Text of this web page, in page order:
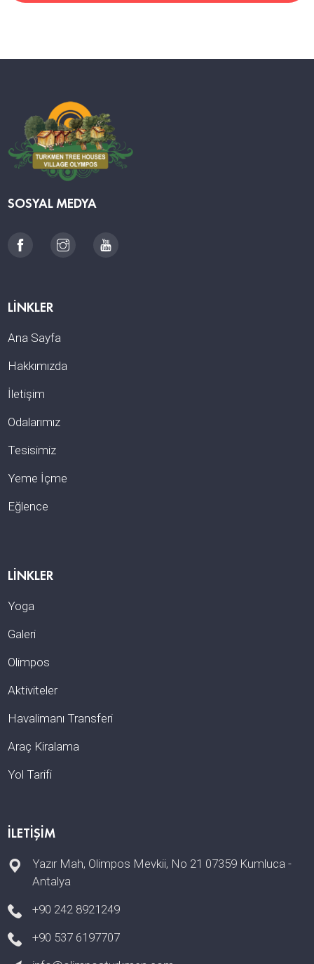
SOSYAL MEDYA
LINKLER
Ana Sayfa
Hakkımızda
İletişim
Odalarımız
Tesisimiz
Yeme İçme
Eğlence
LINKLER
Yoga
Galeri
Olimpos
Aktiviteler
Havalimanı Transferi
Araç Kiralama
Yol Tarifi
İLETIŞIM
Yazır Mah, Olimpos Mevkii, No 21 07359 Kumluca -
Antalya
+90 242 8921249
+90 537 6197707